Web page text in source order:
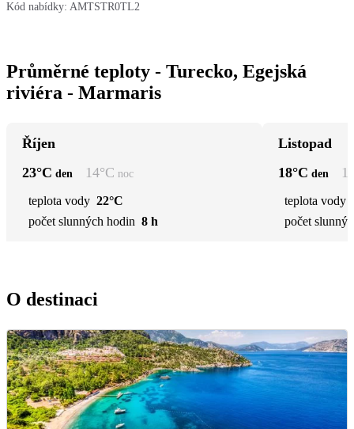
Kód nabídky: AMTSTR0TL2
Průměrné teploty - Turecko, Egejská
riviéra - Marmaris
Říjen
23°C den 14°C noc
teplota vody 22°C
počet slunných hodin 8 h
Listopad
18°C den 11
teplota vody
počet
O destinaci